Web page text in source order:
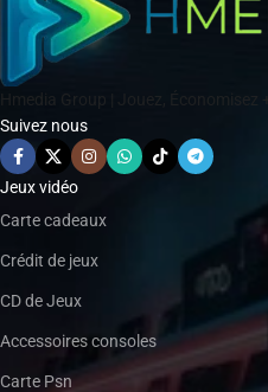
Hmedia Group | Jouez, Économisez +.
Suivez nous
Jeux vidéo
Carte cadeaux
Crédit de jeux
CD de Jeux
Accessoires consoles
Carte Psn